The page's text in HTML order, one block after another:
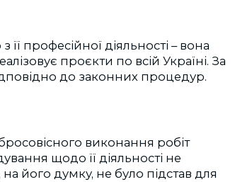
професійної діяльності – вона
проєкти по всій Україні. За
до законних процедур.
виконання робіт
щодо її діяльності не
його думку, не було підстав для